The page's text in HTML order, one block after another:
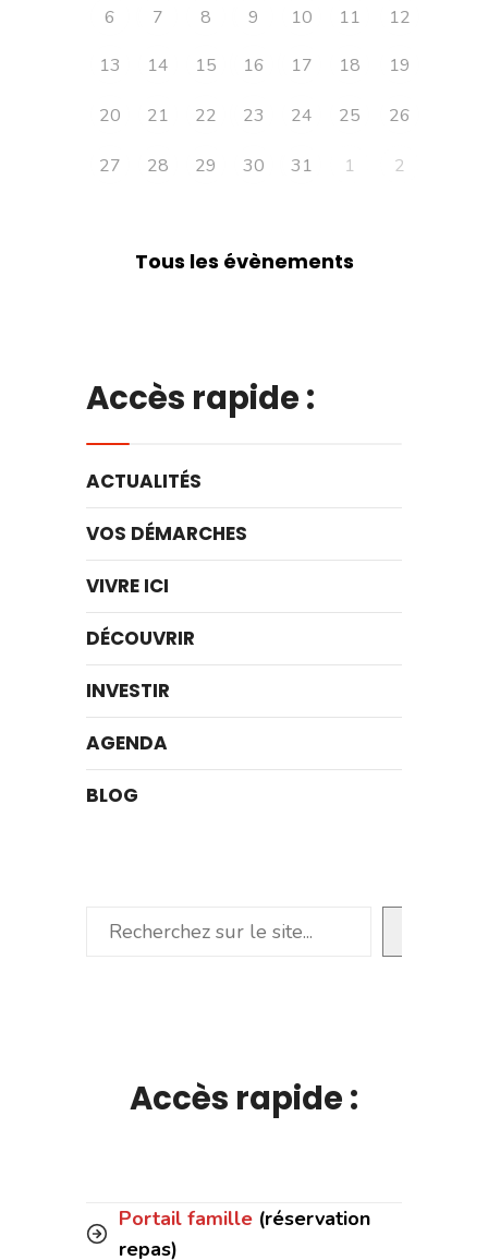
6
7 8 9 10 11
12
13
14 15 16 17 18 19
20 21 22 23 24 25 26
27 28 29 30 31 1 2
Tous les évènements
Accès rapide :
ACTUALITÉS
VOS DÉMARCHES
VIVRE ICI
DÉCOUVRIR
INVESTIR
AGENDA
BLOG
Rechercher
Accès rapide :
Portail famille (réservation
repas)